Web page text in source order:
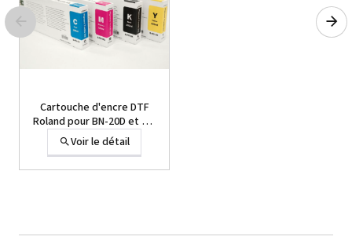
Cartouche d'encre DTF
Roland pour BN-20D et BY-
20
Voir le détail